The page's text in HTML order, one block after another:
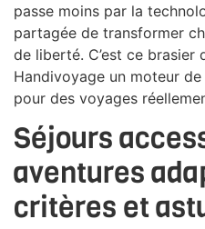
passe moins par la
partagée de transformer
de liberté. C’est ce brasier
Handivoyage un moteur
pour des voyages
Séjours
aventures
critères et